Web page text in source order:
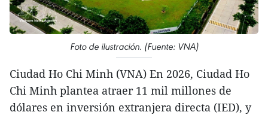
Foto de ilustración. (Fuente: VNA)
Ciudad Ho Chi Minh (VNA) En 2026, Ciudad Ho
Chi Minh plantea atraer 11 mil millones de
dólares en inversión extranjera directa (IED), y